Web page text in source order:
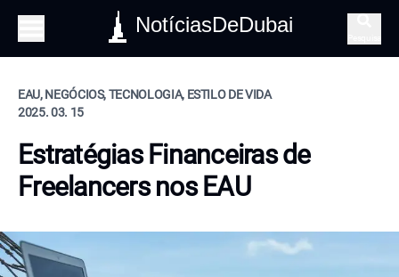
NotíciasDeDubai
EAU, NEGÓCIOS, TECNOLOGIA, ESTILO DE VIDA
2025. 03. 15
Estratégias Financeiras de
Freelancers nos EAU